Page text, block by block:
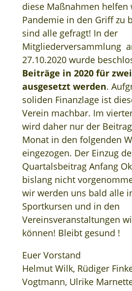
diese Maßnahmen helfen
Pandemie in den Griff zu
sind alle gefragt! In der
Mitgliederversammlung
27.10.2020 wurde
Beiträge in 2020 für
ausgesetzt werden.
soliden Finanzlage ist
Verein machbar. Im
wird daher nur der
Monat in den folgenden
eingezogen. Der Einzug
Quartalsbeitrag Anfang
bislang nicht
wir werden uns bald alle
Sportkursen und in den
Vereinsveranstaltungen
können! Bleibt gesund !
Euer Vorstand
Helmut Wilk, Rüdiger
Vogtmann, Ulrike